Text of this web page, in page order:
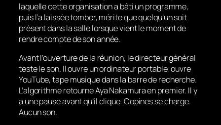
laquelle cette organisation a bâti un programme,
puis l’a laissée tomber, mérite que quelqu’un soit
présent dans la salle lorsque vient le moment de
rendre compte de son année.
Avant l’ouverture de la réunion, le directeur général
teste le son. Il ouvre un ordinateur portable, ouvre
YouTube, tape musique dans la barre de recherche.
L’algorithme retourne Aya Nakamura en premier. Il y
a une pause avant qu’il clique.Copinesse charge.
Aucun son.